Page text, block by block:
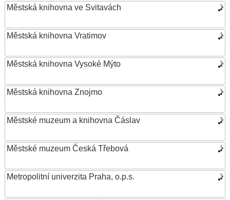
Městská knihovna ve Svitavách
Městská knihovna Vratimov
Městská knihovna Vysoké Mýto
Městská knihovna Znojmo
Městské muzeum a knihovna Čáslav
Městské muzeum Česká Třebová
Metropolitní univerzita Praha, o.p.s.